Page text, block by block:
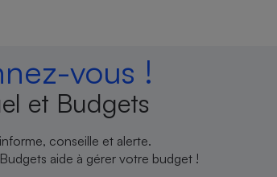
vous !
et Budgets
conseille et alerte.
aide à gérer votre budget !